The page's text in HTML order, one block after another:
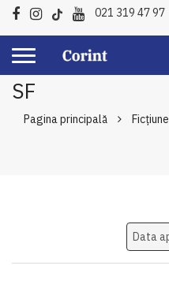
021 319 47 97
SF
Pagina principală Ficțiune